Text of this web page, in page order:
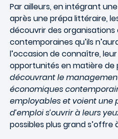
Par ailleurs, en intégrant
après une prépa littéraire,
découvrir des
contemporaines qu’ils
l’occasion de connaître,
opportunités en matière de
découvrant le
économiques
employables et voient une
d’emploi s’ouvrir à leurs
possibles plus grand s’offre